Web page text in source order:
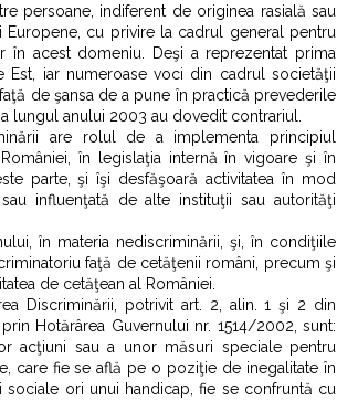
persoane, indiferent de originea rasială sau
cu privire la cadrul general pentru
în acest domeniu. Deşi a reprezentat prima
iar numeroase voci din cadrul societăţii
de şansa de a pune în practică prevederile
lungul anului 2003 au dovedit contrariul.
are rolul de a implementa principiul
în legislaţia internă în vigoare şi în
parte, şi îşi desfăşoară activitatea în mod
influenţată de alte instituţii sau autorităţi
în materia nediscriminării, şi, în condiţiile
faţă de cetăţenii români, precum şi
de cetăţean al României.
Discriminării, potrivit art. 2, alin. 1 şi 2 din
Hotărârea Guvernului nr. 1514/2002, sunt:
acţiuni sau a unor măsuri speciale pentru
care fie se află pe o poziţie de inegalitate în
ori unui handicap, fie se confruntă cu